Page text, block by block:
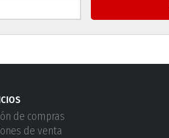
de compras
de venta